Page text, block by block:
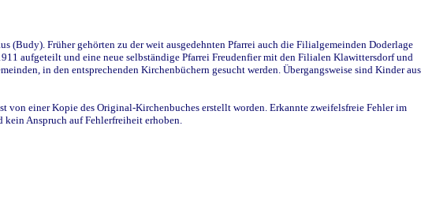
Früher gehörten zu der weit ausgedehnten Pfarrei auch die Filialgemeinden Doderlage
aufgeteilt und eine neue selbständige Pfarrei Freudenfier mit den Filialen Klawittersdorf und
in den entsprechenden Kirchenbüchern gesucht werden. Übergangsweise sind Kinder aus
einer Kopie des Original-Kirchenbuches erstellt worden. Erkannte zweifelsfreie Fehler im
Anspruch auf Fehlerfreiheit erhoben.